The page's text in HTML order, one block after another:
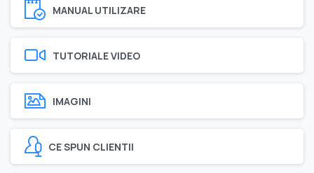
MANUAL UTILIZARE
TUTORIALE VIDEO
IMAGINI
CE SPUN CLIENTII